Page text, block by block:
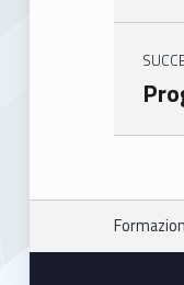
Skip back to main
Footer